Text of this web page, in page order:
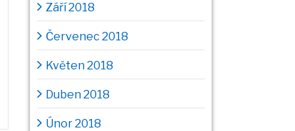
Září 2018
Červenec 2018
Květen 2018
Duben 2018
Únor 2018